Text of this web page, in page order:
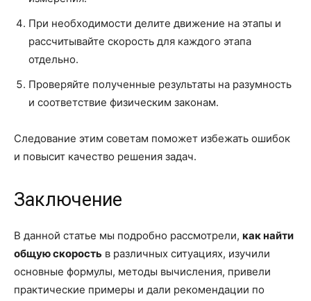
При необходимости делите движение на этапы и
рассчитывайте скорость для каждого этапа
отдельно.
Проверяйте полученные результаты на разумность
и соответствие физическим законам.
Следование этим советам поможет избежать ошибок
и повысит качество решения задач.
Заключение
В данной статье мы подробно рассмотрели, как найти
общую скорость в различных ситуациях, изучили
основные формулы, методы вычисления, привели
практические примеры и дали рекомендации по